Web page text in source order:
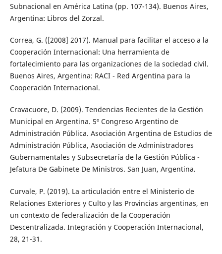
Subnacional en América Latina (pp. 107-134). Buenos Aires,
Argentina: Libros del Zorzal.
Correa, G. ([2008] 2017). Manual para facilitar el acceso a la
Cooperación Internacional: Una herramienta de
fortalecimiento para las organizaciones de la sociedad civil.
Buenos Aires, Argentina: RACI - Red Argentina para la
Cooperación Internacional.
Cravacuore, D. (2009). Tendencias Recientes de la Gestión
Municipal en Argentina. 5º Congreso Argentino de
Administración Pública. Asociación Argentina de Estudios de
Administración Pública, Asociación de Administradores
Gubernamentales y Subsecretaría de la Gestión Pública -
Jefatura De Gabinete De Ministros. San Juan, Argentina.
Curvale, P. (2019). La articulación entre el Ministerio de
Relaciones Exteriores y Culto y las Provincias argentinas, en
un contexto de federalización de la Cooperación
Descentralizada. Integración y Cooperación Internacional,
28, 21-31.